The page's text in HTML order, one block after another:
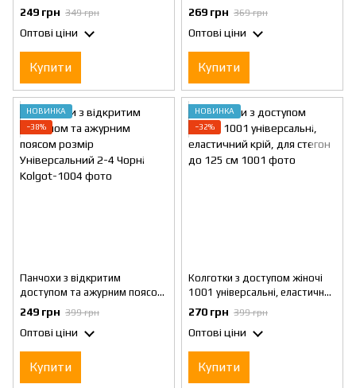
Чорні
249 грн 349 грн
Оптові ціни
Купити
мереживним поясом та
ажурними вставками 42-48
269 грн 369 грн
Оптові ціни
Купити
НОВИНКА
−38%
Панчохи з відкритим
доступом та ажурним поясом
розмір Універсальний 2-4
249 грн 399 грн
Оптові ціни
Купити
НОВИНКА
−32%
Колготки з доступом жіночі
1001 універсальні, еластичний
крій, для стегон до 125 см
270 грн 399 грн
Оптові ціни
Купити